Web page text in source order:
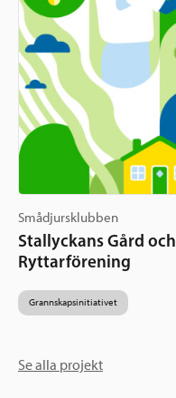
Smådjursklubben
Stallyckans Gård och
Ryttarförening
Grannskapsinitiativet
Se alla projekt